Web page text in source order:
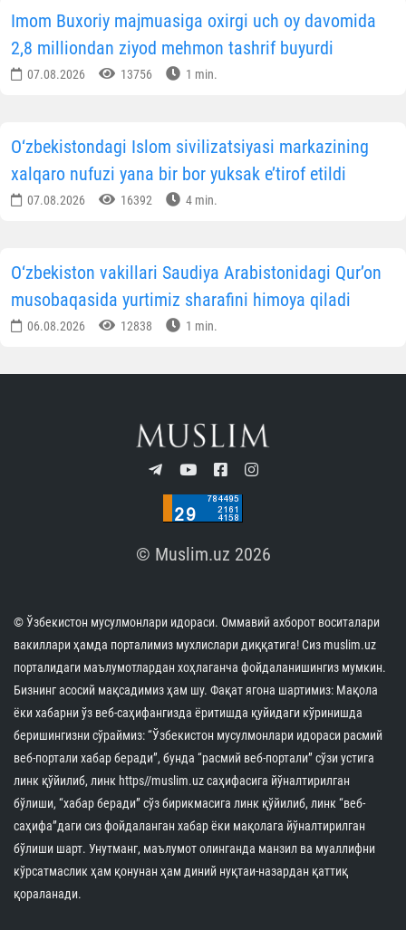
Imom Buxoriy majmuasiga oxirgi uch oy davomida
2,8 milliondan ziyod mehmon tashrif buyurdi
07.08.2026 13756 1 min.
O‘zbekistondagi Islom sivilizatsiyasi markazining
xalqaro nufuzi yana bir bor yuksak e’tirof etildi
07.08.2026 16392 4 min.
O‘zbekiston vakillari Saudiya Arabistonidagi Qur’on
musobaqasida yurtimiz sharafini himoya qiladi
06.08.2026 12838 1 min.
© Muslim.uz 2026
© Ўзбекистон мусулмонлари идораси. Оммавий ахборот воситалари
вакиллари ҳамда порталимиз мухлислари диққатига! Сиз muslim.uz
порталидаги маълумотлардан хоҳлаганча фойдаланишингиз мумкин.
Бизнинг асосий мақсадимиз ҳам шу. Фақат ягона шартимиз: Мақола
ёки хабарни ўз веб-саҳифангизда ёритишда қуйидаги кўринишда
беришингизни сўраймиз: “Ўзбекистон мусулмонлари идораси расмий
веб-портали хабар беради”, бунда “расмий веб-портали” сўзи устига
линк қўйилиб, линк https//muslim.uz саҳифасига йўналтирилган
бўлиши, “хабар беради” сўз бирикмасига линк қўйилиб, линк “веб-
саҳифа”даги сиз фойдаланган хабар ёки мақолага йўналтирилган
бўлиши шарт. Унутманг, маълумот олинганда манзил ва муаллифни
кўрсатмаслик ҳам қонунан ҳам диний нуқтаи-назардан қаттиқ
қораланади.